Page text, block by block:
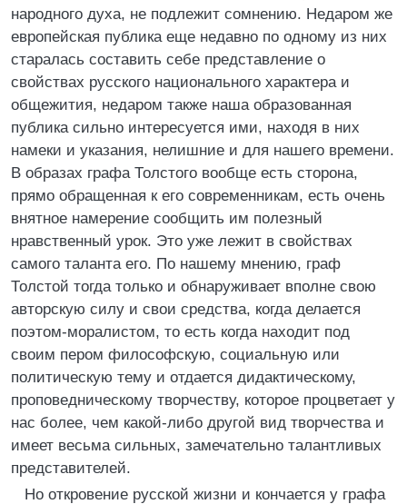
народного духа, не подлежит сомнению. Недаром же
европейская публика еще недавно по одному из них
старалась составить себе представление о
свойствах русского национального характера и
общежития, недаром также наша образованная
публика сильно интересуется ими, находя в них
намеки и указания, нелишние и для нашего времени.
В образах графа Толстого вообще есть сторона,
прямо обращенная к его современникам, есть очень
внятное намерение сообщить им полезный
нравственный урок. Это уже лежит в свойствах
самого таланта его. По нашему мнению, граф
Толстой тогда только и обнаруживает вполне свою
авторскую силу и свои средства, когда делается
поэтом-моралистом, то есть когда находит под
своим пером философскую, социальную или
политическую тему и отдается дидактическому,
проповедническому творчеству, которое процветает у
нас более, чем какой-либо другой вид творчества и
имеет весьма сильных, замечательно талантливых
представителей.
Но откровение русской жизни и кончается у графа